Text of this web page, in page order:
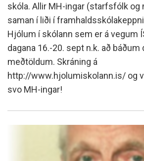
skóla. Allir MH-ingar (starfsfólk og
saman í liði í
Hjólum í skólann sem er á vegum
dagana 16.-20. sept n.k. að báðum
meðtöldum. Skráning á
http://www.hjolumiskolann.is/ og
svo MH-ingar!